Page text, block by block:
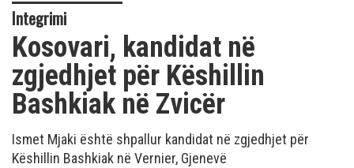
Integrimi
Kosovari, kandidat në
zgjedhjet për Këshillin
Bashkiak në Zvicër
Ismet Mjaki është shpallur kandidat në zgjedhjet për
Këshillin Bashkiak në Vernier, Gjenevë